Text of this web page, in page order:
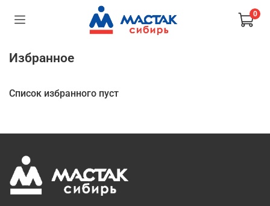
0
Избранное
Список избранного пуст